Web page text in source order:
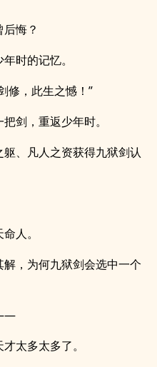
悔？
时的记忆。
修，此生之憾！”
剑，重返少年时。
、凡人之资获得九狱剑认
人。
，为何九狱剑会选中一个
太多太多了。